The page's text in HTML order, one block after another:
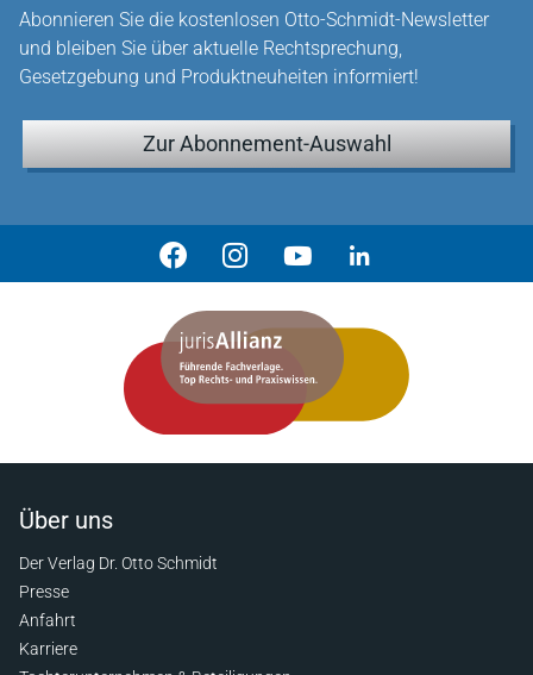
Abonnieren Sie die kostenlosen Otto-Schmidt-Newsletter
und bleiben Sie über aktuelle Rechtsprechung,
Gesetzgebung und Produktneuheiten informiert!
Zur Abonnement-Auswahl
Über uns
Der Verlag Dr. Otto Schmidt
Presse
Anfahrt
Karriere